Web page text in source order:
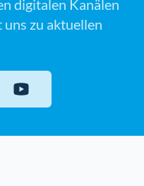
digitalen Kanälen
uns zu aktuellen
YouTube